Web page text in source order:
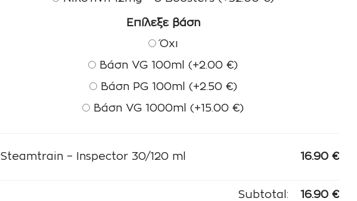
Επίλεξε βάση
Όχι
Βάση VG 100ml(+2.00€)
Βάση PG 100ml (+2.50 €)
Βάση VG 1000ml(+15.00€)
Steamtrain – Inspector 30/120 ml 16.90 €
Subtotal: 16.90 €